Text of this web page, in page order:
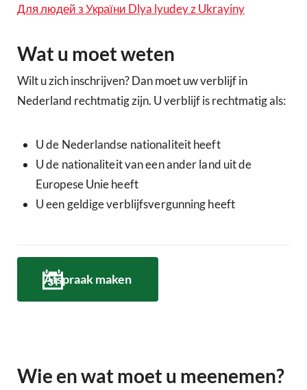
Для людей з України Dlya lyudey z Ukrayiny
Wat u moet weten
Wilt u zich inschrijven? Dan moet uw verblijf in
Nederland rechtmatig zijn. U verblijf is rechtmatig als:
U de Nederlandse nationaliteit heeft
U de nationaliteit van een ander land uit de
Europese Unie heeft
U een geldige verblijfsvergunning heeft
Afspraak maken
Wie en wat moet u meenemen?